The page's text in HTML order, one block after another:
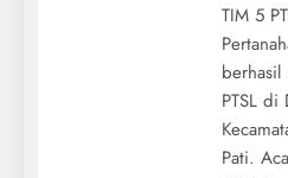
TIM 5
berhasil
PTSL di
Pati.